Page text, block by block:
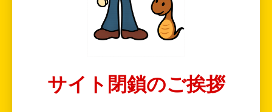
サイト閉鎖のご挨拶